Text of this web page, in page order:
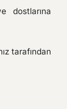
dostlarına
tarafından